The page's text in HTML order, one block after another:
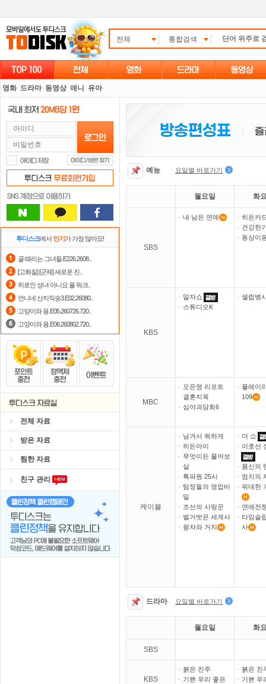
전체 통합검색
영화 드라마 동영상 애니 유아
투디스크에서 인기가 가장 많아요!
골 때리는 그녀들.E226.2608..
[고화질] [군체] 새로운 진..
히로인 성녀 아니요 올 워크..
언니네 산지직송3.E02.26080..
고양이와 용.E05.260726.720..
고양이와 용.E06.260802.720..
전체 자료
받은 자료
찜한 자료
친구 관리
예능 요일별 바로가기
월요일 화
SBS
· 내 남은 연애 · 히든카
· 건강한
· 동상이
KBS
· 말자쇼
· 스튜디오K
· 셀럽병
MBC
· 오은영 리포트
결혼지옥
· 심야괴담회6
· 플레이
109
케이블
· 남겨서 뭐하게
· 히든아이
· 무엇이든 물어보
살
· 톡파원 25시
· 탐정들의 영업비
밀
· 조선의 사랑꾼
· 벌거벗은 세계사
· 왕자와 거지
· 더 쇼
· 이호선
· 몸신의
· 엄지의
· 위대한
· 연애전
· 타임슬
사
드라마 요일별 바로가기
월요일 화
SBS
KBS
· 붉은 진주
· 기쁜 우리 좋은
· 붉은 진
· 기쁜 우